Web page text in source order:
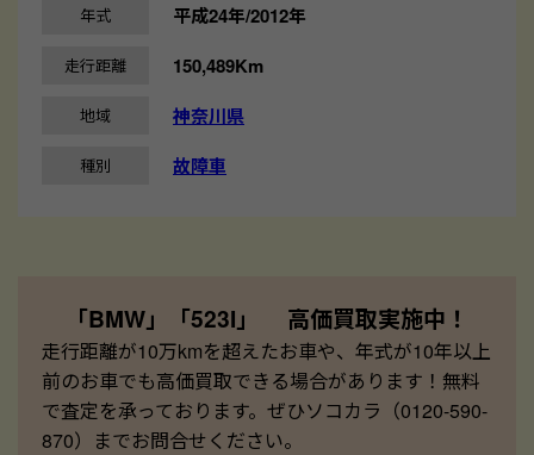
年式 平成24年/2012年
走行距離 150,489Km
地域 神奈川県
種別 故障車
「BMW」「523I」 高価買取実施中！
走行距離が10万kmを超えたお車や、年式が10年以上
前のお車でも高価買取できる場合があります！無料
で査定を承っております。ぜひソコカラ（0120-590-
870）までお問合せください。